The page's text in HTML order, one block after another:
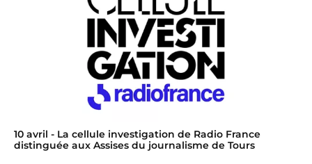
10 avril - La cellule investigation de Radio France
distinguée aux Assises du journalisme de Tours